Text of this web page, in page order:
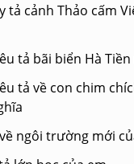
tả cảnh Thảo cấm
tả bãi biển Hà
tả về con chim
ngôi trường mới